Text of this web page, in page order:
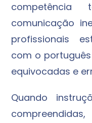
comunicação
profissionais
com o
equivocadas e
Quando